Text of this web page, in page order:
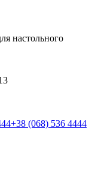
настольного
+38 (068) 536 4444